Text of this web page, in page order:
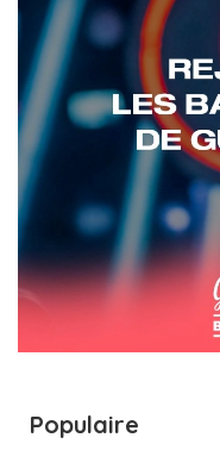
Populaire